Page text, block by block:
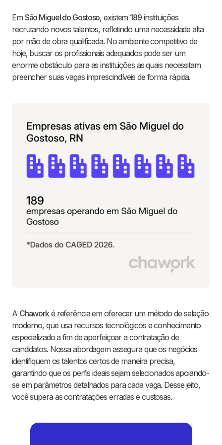
Em São Miguel do Gostoso, existem 189instituições
recrutando novos talentos, refletindo uma necessidade alta
por mão de obra qualificada. No ambiente competitivo de
hoje, buscar os profissionais adequados pode ser um
enorme obstáculo para as instituições as quais necessitam
preencher suas vagas imprescindíveis de forma rápida.
A Chaworké referência em oferecer um método de seleção
moderno, que usa recursos tecnológicos e conhecimento
especializado a fim de aperfeiçoar a contratação de
candidatos. Nossa abordagem assegura que os negócios
identifiquem os talentos certos de maneira precisa,
garantindo que os perfis ideais sejam selecionados apoiando-
se em parâmetros detalhados para cada vaga. Desse jeito,
você supera as contratações erradas e custosas.